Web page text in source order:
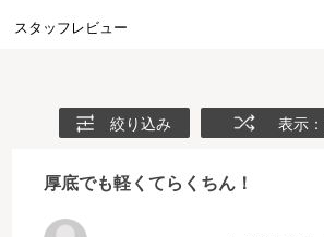
スタッフレビュー
絞り込み 表示
厚底でも軽くてらくちん！